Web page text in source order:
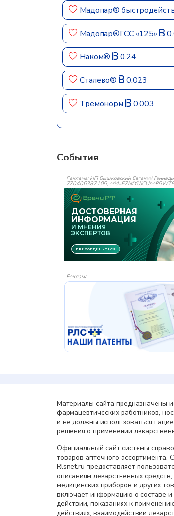
Мадопар®
Мадопар®ГСС «125»
Наком® 0.24
Сталево® 0.023
Тремонорм 0.003
События
Реклама: ИП Вышковский Евгений
770406387105,
Реклама
Материалы сайта предназначены
фармацевтических работников,
и не должны использоваться
решения о применении
Официальный сайт системы
товаров аптечного ассортимента.
Rlsnet.ru предоставляет
описаниям лекарственных
медицинских приборов и других
включает информацию о составе
действии, показаниях к
действиях, взаимодействии